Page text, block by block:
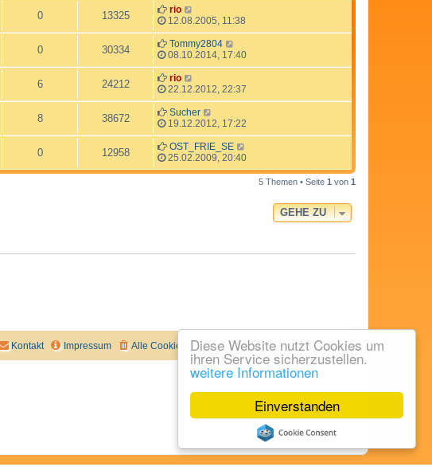
Einverstanden
Diese Website nutzt Cookies um
ihren Service sicherzustellen.
weitere Informationen
0 13325
rio
12.08.2005, 11:38
0 30334
Tommy2804
08.10.2014, 17:40
6 24212
rio
22.12.2012, 22:37
8 38672
Sucher
19.12.2012, 17:22
0 12958
OST_FRIE_SE
25.02.2009, 20:40
5 Themen • Seite 1 von 1
GEHE ZU
Alle Zeiten sindUTC+02:00
Alle Cookies löschen
Impressum
Kontakt